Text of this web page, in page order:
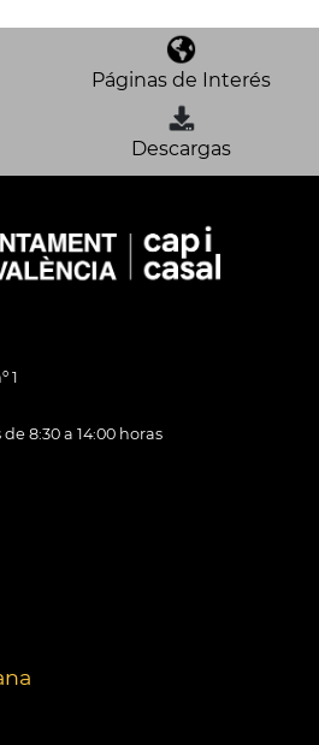
Páginas de Interés
Descargas
1
8:30 a 14:00 horas